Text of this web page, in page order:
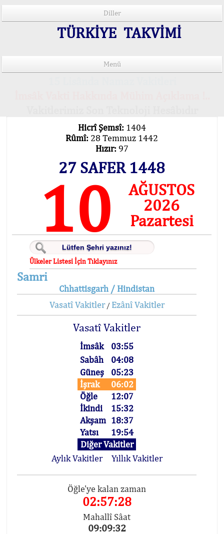
Diller
TÜRKİYE TAKVİMİ
Menü
Hicrî Şemsî: 1404
Rûmî: 28 Temmuz 1442
Hızır: 97
27 SAFER 1448
10
AĞUSTOS
2026
Pazartesi
Ülkeler Listesi İçin Tıklayınız
Samri
Chhattisgarh / Hindistan
Vasatî Vakitler/ Ezânî Vakitler
Vasatî Vakitler
İmsâk
03:55
Sabâh
04:08
Güneş
05:23
İşrak
06:02
Öğle
12:07
İkindi
15:32
Akşam 18:37
Yatsı
19:54
Diğer Vakitler
Aylık Vakitler
Yıllık Vakitler
Öğle'ye kalan zaman
02:57:28
Mahallî Sâat
09:09:32